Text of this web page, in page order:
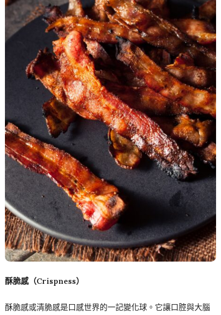
酥脆感（Crispness）
酥脆感或清脆感是口感世界的一記變化球。它讓口腔與大腦